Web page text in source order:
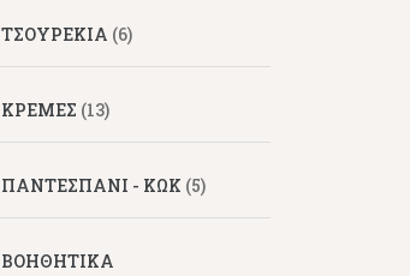
ΤΣΟΥΡΕΚΙΑ (6)
ΚΡΕΜΕΣ (13)
ΠΑΝΤΕΣΠΑΝΙ - ΚΩΚ (5)
ΒΟΗΘΗΤΙΚΑ